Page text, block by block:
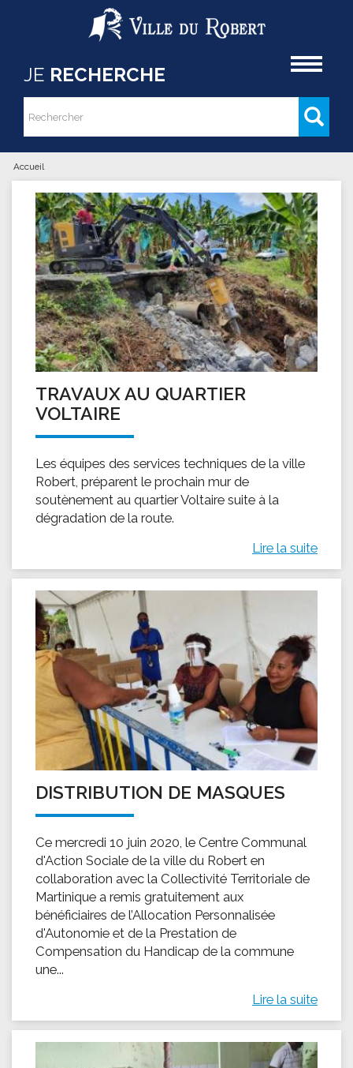
Aller au contenu principal
JE RECHERCHE
Formulaire de recherche
Rechercher
Vous êtes ici
Accueil
TRAVAUX AU QUARTIER
VOLTAIRE
Les équipes des services techniques de la ville
Robert, préparent le prochain mur de
soutènement au quartier Voltaire suite à la
dégradation de la route.
Lire la suite
DISTRIBUTION DE MASQUES
Ce mercredi 10 juin 2020, le Centre Communal
d'Action Sociale de la ville du Robert en
collaboration avec la Collectivité Territoriale de
Martinique a remis gratuitement aux
bénéficiaires de l’Allocation Personnalisée
d'Autonomie et de la Prestation de
Compensation du Handicap de la commune
une...
Lire la suite